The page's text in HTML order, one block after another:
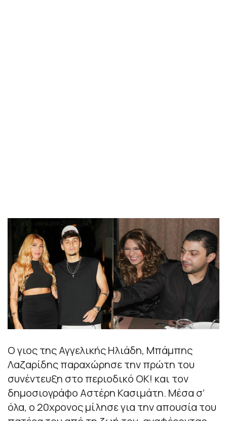
Ο γιος της Αγγελικής Ηλιάδη, Μπάμπης
Λαζαρίδης παραχώρησε την πρώτη του
συνέντευξη στο περιοδικό ΟΚ! και τον
δημοσιογράφο Αστέρη Κασιμάτη. Μέσα σ’
όλα, ο 20χρονος μίλησε για την απουσία του